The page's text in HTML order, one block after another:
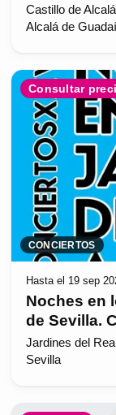
Castillo de
Alcalá de
Consultar
CONCIERTOS
Hasta el 19 sep
Noches en
de Sevilla.
Jardines del
Sevilla